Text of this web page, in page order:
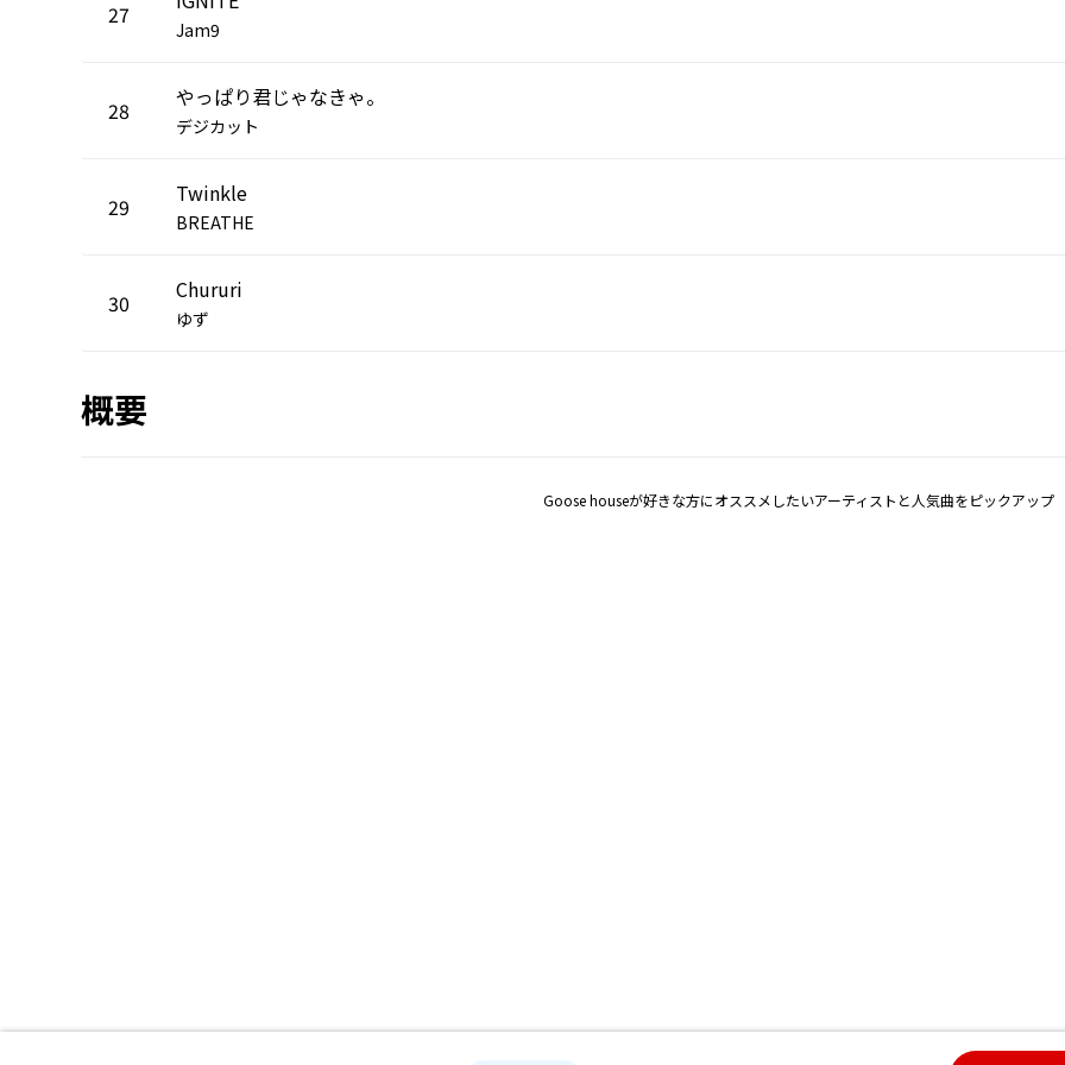
27
Jam9
28 やっぱり君じゃなきゃ。
デジカット
29 Twinkle
BREATHE
30 Chururi
ゆず
概要
Goose houseが好きな方にオススメしたいアーティストと人気曲をピックアップ